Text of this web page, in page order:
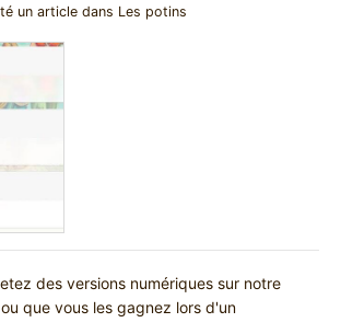
un article dans Les potins
des versions numériques sur notre
que vous les gagnez lors d'un